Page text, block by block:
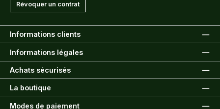
Révoquer un contrat
Informations clients
Informations légales
Achats sécurisés
La boutique
Modes de paiement